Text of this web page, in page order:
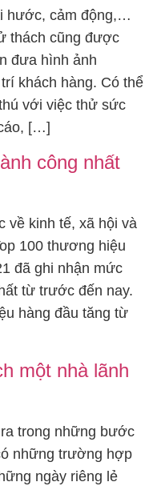
hước, cảm động,…
thách cũng được
đưa hình ảnh
khách hàng. Có thể
với việc thử sức
[…]
công nhất
về kinh tế, xã hội và
100 thương hiệu
đã ghi nhận mức
từ trước đến nay.
hàng đầu tăng từ
một nhà lãnh
trong những bước
những trường hợp
ngày riêng lẻ